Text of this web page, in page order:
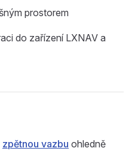
prostorem
do zařízení LXNAV a
zpětnou vazbu ohledně